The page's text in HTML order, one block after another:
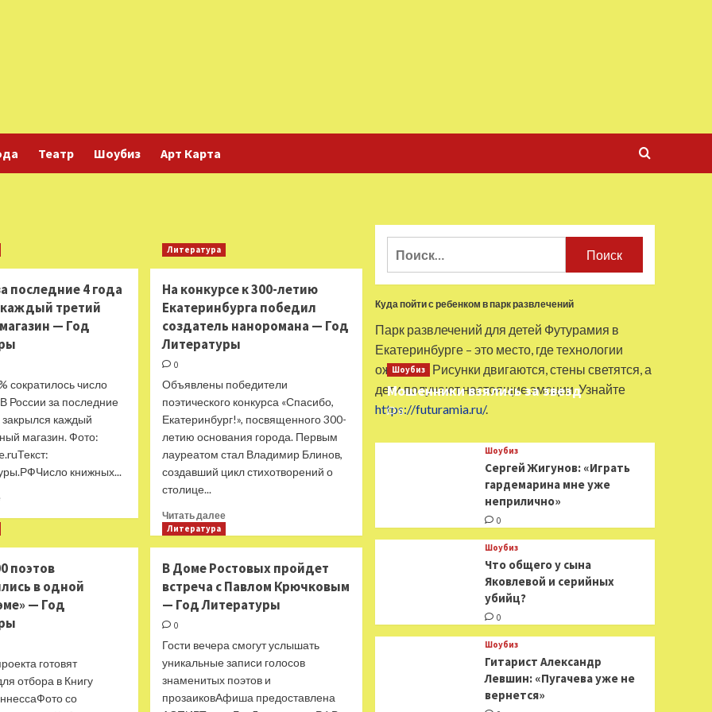
Театр Шоубиз Арт Карта
последние 4 года
третий
— Год
сократилось число
России за последние
закрылся каждый
магазин. Фото:
книжных...
Прочитать
о
за
последние
4
закрылся
третий
книжный
Литература
На конкурсе к 300-летию
Екатеринбурга победил
создатель наноромана — Год
Литературы
0
Объявлены победители
поэтического конкурса «Спасибо,
Екатеринбург!», посвященного 300-
летию основания города. Первым
лауреатом стал Владимир Блинов,
создавший цикл стихотворений о
столице...
Читать далееПрочитать
конкурсе
к
300-
победил
создатель
наноромана
—
Год
поэтов
в одной
— Год
готовят
отбора в Книгу
со
Литература
В Доме Ростовых пройдет
встреча с Павлом Крючковым
— Год Литературы
0
Гости вечера смогут услышать
уникальные записи голосов
знаменитых поэтов и
прозаиковАфиша предоставлена
Куда пойти с ребенком в парк развлечений
Парк развлечений для детей Футурамия в
Екатеринбурге – это место, где технологии
оживают. Рисунки двигаются, стены светятся, а
дети получают настоящие эмоции. Узнайте
https://futuramia.ru/.
Шоубиз
Мошенники взялись за звезд
0
Шоубиз
Сергей Жигунов: «Играть
гардемарина мне уже
неприлично»
0
Шоубиз
Что общего у сына
Яковлевой и серийных
убийц?
0
Шоубиз
Гитарист Александр
Левшин: «Пугачева уже не
вернется»